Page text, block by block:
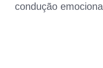
condução